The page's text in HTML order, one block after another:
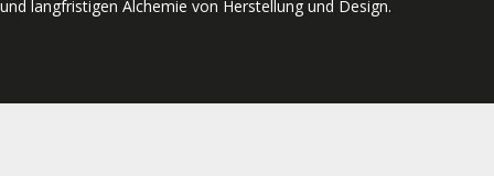
und langfristigen Alchemie von Herstellung und Design.